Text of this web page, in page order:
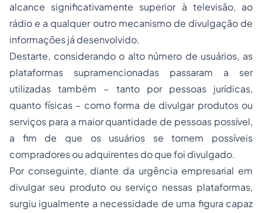
alcance significativamente superior à televisão, ao
rádio e a qualquer outro mecanismo de divulgação de
informações já desenvolvido.
Destarte, considerando o alto número de usuários, as
plataformas supramencionadas passaram a ser
utilizadas também – tanto por pessoas jurídicas,
quanto físicas – como forma de divulgar produtos ou
serviços para a maior quantidade de pessoas possível,
a fim de que os usuários se tornem possíveis
compradores ou adquirentes do que foi divulgado.
Por conseguinte, diante da urgência empresarial em
divulgar seu produto ou serviço nessas plataformas,
surgiu igualmente a necessidade de uma figura capaz